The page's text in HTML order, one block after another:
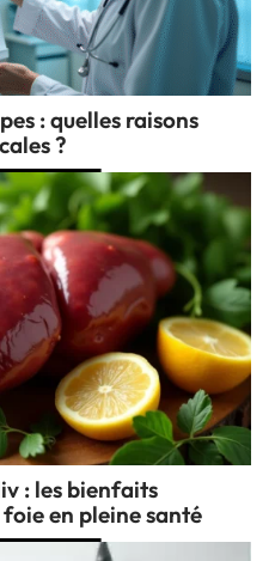
: quelles raisons
?
: les bienfaits
foie en pleine santé